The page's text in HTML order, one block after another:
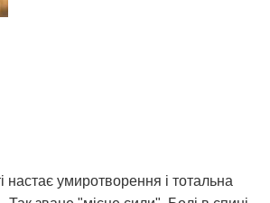
настає умиротворення і тотальна